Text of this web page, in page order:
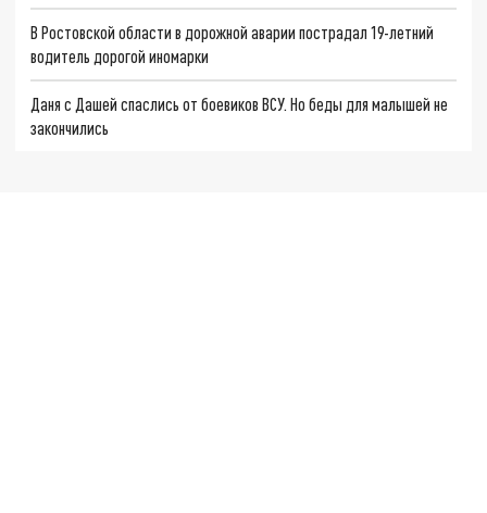
В Ростовской области в дорожной аварии пострадал 19-летний
водитель дорогой иномарки
Даня с Дашей спаслись от боевиков ВСУ. Но беды для малышей не
закончились